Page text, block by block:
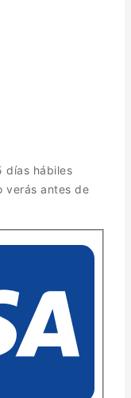
días hábiles
verás antes de